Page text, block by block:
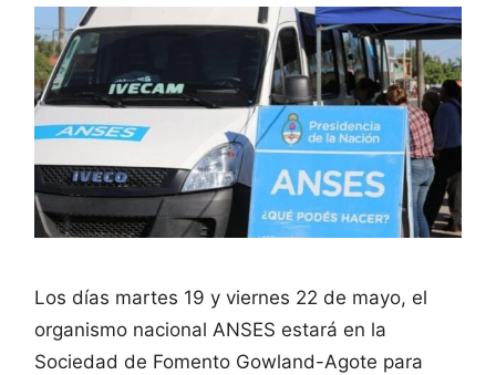
Los días martes 19 y viernes 22 de mayo, el
organismo nacional ANSES estará en la
Sociedad de Fomento Gowland-Agote para